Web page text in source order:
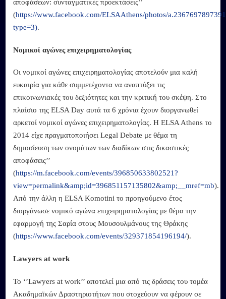
αποφάσεων: συνταγματικές προεκτάσεις’’
(https://www.facebook.com/ELSAAthens/photos/
type=3).
Νομικοί αγώνες επιχειρηματολογίας
Οι νομικοί αγώνες επιχειρηματολογίας αποτελούν μια καλή
ευκαιρία για κάθε συμμετέχοντα να αναπτύξει τις
επικοινωνιακές του δεξιότητες και την κριτική του σκέψη. Στο
πλαίσιο της ELSA Day αυτά τα 6 χρόνια έχουν διοργανωθεί
αρκετοί νομικοί αγώνες επιχειρηματολογίας. Η ELSA Athens το
2014 είχε πραγματοποιήσει Legal Debate με θέμα τη
δημοσίευση των ονομάτων των διαδίκων στις δικαστικές
αποφάσεις’’
(https://m.facebook.com/events/396850633802521?
view=permalink&amp;id=396851157135802&amp;__mref=mb).
Από την άλλη η ELSA Komotini το προηγούμενο έτος
διοργάνωσε νομικό αγώνα επιχειρηματολογίας με θέμα την
εφαρμογή της Σαρία στους Μουσουλμάνους της Θράκης
(https://www.facebook.com/events/329371854196194/).
Lawyers at work
Το ‘’Lawyers at work’’ αποτελεί μια από τις δράσεις του τομέα
Ακαδημαϊκών Δραστηριοτήτων που στοχεύουν να φέρουν σε